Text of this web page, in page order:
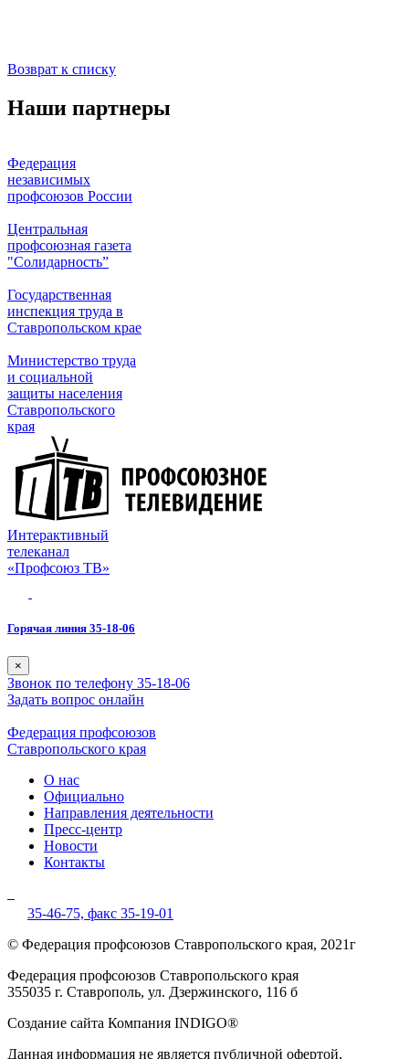
Возврат к списку
Наши партнеры
Федерация
независимых
профсоюзов России
Центральная
профсоюзная газета
"Солидарность”
Государственная
инспекция труда в
Ставропольском крае
Министерство труда
и социальной
защиты населения
Ставропольского
края
Интерактивный
телеканал
«Профсоюз ТВ»
Горячая линия 35-18-06
×
Звонок по телефону 35-18-06
Задать вопрос онлайн
Федерация профсоюзов
Ставропольского края
О нас
Официально
Направления деятельности
Пресс-центр
Новости
Контакты
35-46-75, факс 35-19-01
© Федерация профсоюзов Ставропольского края, 2021г
Федерация профсоюзов Ставропольского края
355035 г. Ставрополь, ул. Дзержинского, 116 б
Создание сайта Компания INDIGO®
Данная информация не является публичной офертой,